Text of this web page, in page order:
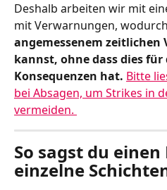
Deshalb arbeiten wir mit
mit Verwarnungen,
angemessenem zeitlichen
kannst, ohne dass dies
Konsequenzen hat. Bitte
bei Absagen, um Strikes in
vermeiden.
So sagst du
einzelne